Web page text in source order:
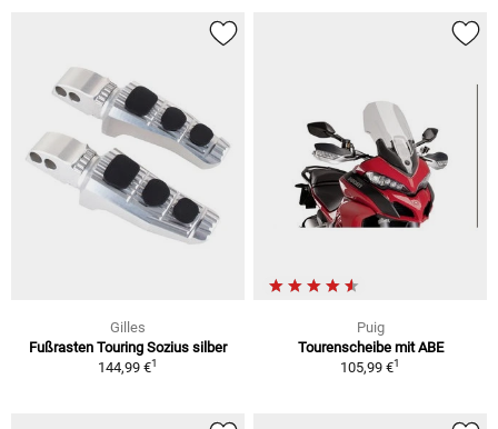
Gilles
Fußrasten Touring Sozius silber
144,99 €1
Puig
Tourenscheibe mit ABE
105,99 €1